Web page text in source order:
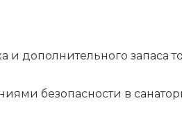
дополнительного запаса
безопасности в